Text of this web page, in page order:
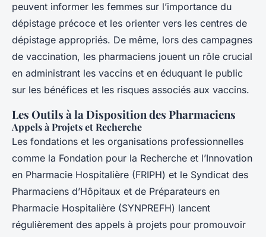
peuvent informer les femmes sur l’importance du
dépistage précoce et les orienter vers les centres de
dépistage appropriés. De même, lors des campagnes
de vaccination, les pharmaciens jouent un rôle crucial
en administrant les vaccins et en éduquant le public
sur les bénéfices et les risques associés aux vaccins.
Les Outils à la Disposition des Pharmaciens
Appels à Projets et Recherche
Les fondations et les organisations professionnelles
comme la Fondation pour la Recherche et l’Innovation
en Pharmacie Hospitalière (FRIPH) et le Syndicat des
Pharmaciens d’Hôpitaux et de Préparateurs en
Pharmacie Hospitalière (SYNPREFH) lancent
régulièrement des appels à projets pour promouvoir